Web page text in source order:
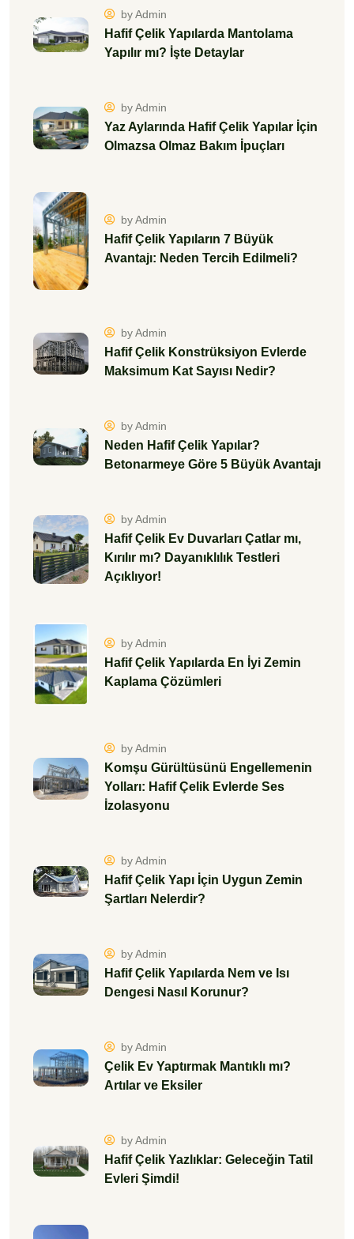
by Admin
Hafif Çelik Yapılarda Mantolama
Yapılır mı? İşte Detaylar
by Admin
Yaz Aylarında Hafif Çelik Yapılar İçin
Olmazsa Olmaz Bakım İpuçları
by Admin
Hafif Çelik Yapıların 7 Büyük
Avantajı: Neden Tercih Edilmeli?
by Admin
Hafif Çelik Konstrüksiyon Evlerde
Maksimum Kat Sayısı Nedir?
by Admin
Neden Hafif Çelik Yapılar?
Betonarmeye Göre 5 Büyük Avantajı
by Admin
Hafif Çelik Ev Duvarları Çatlar mı,
Kırılır mı? Dayanıklılık Testleri
Açıklıyor!
by Admin
Hafif Çelik Yapılarda En İyi Zemin
Kaplama Çözümleri
by Admin
Komşu Gürültüsünü Engellemenin
Yolları: Hafif Çelik Evlerde Ses
İzolasyonu
by Admin
Hafif Çelik Yapı İçin Uygun Zemin
Şartları Nelerdir?
by Admin
Hafif Çelik Yapılarda Nem ve Isı
Dengesi Nasıl Korunur?
by Admin
Çelik Ev Yaptırmak Mantıklı mı?
Artılar ve Eksiler
by Admin
Hafif Çelik Yazlıklar: Geleceğin Tatil
Evleri Şimdi!